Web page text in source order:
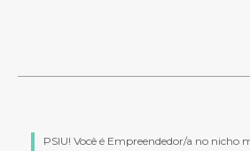
PSIU! Você é Empreendedor/a no